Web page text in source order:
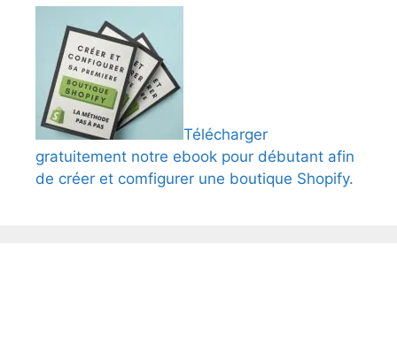
Télécharger
gratuitement notre ebook pour débutant afin
de créer et comfigurer une boutique Shopify.